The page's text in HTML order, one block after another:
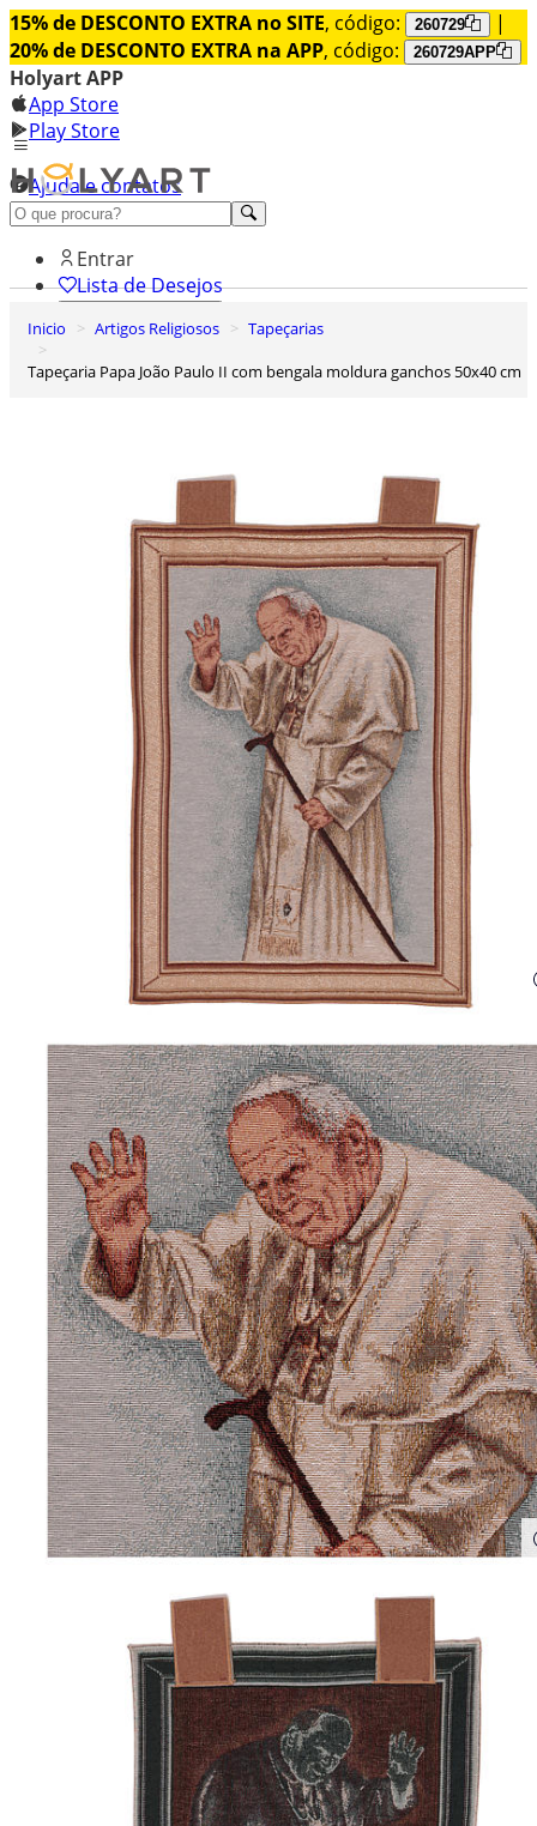
15% de DESCONTO EXTRA no SITE, código: 260729
|
20% de DESCONTO EXTRA na APP, código: 260729APP
Holyart APP
App Store
Play Store
Ajuda e contatos
Conheça premium
Entrar
Lista de Desejos
0
Inicio Artigos Religiosos
Tapeçarias
Tapeçaria Papa João Paulo II com bengala moldura ganchos 50x40 cm